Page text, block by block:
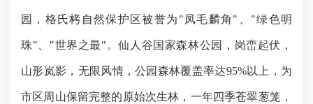
园， 格氏栲 自然保护区被誉为 " 凤毛麟角 " "绿色明
珠" "世界之最" 。仙人谷国家森林公园，岗峦起伏，
山形岚影，无限风情，公园森林覆盖率达95%以上，为
市区周山保留完整的 原始次生林 ，一年四季苍翠葱笼，